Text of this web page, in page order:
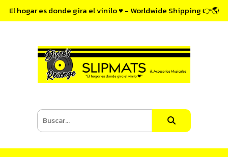
El hogar es donde gira el vinilo ♥ - Worldwide Shipping 👉🌎